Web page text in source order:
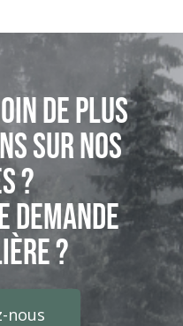
de plus
sur nos
?
demande
?
nous